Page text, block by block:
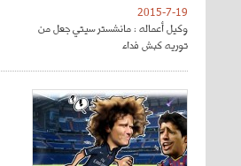
2015-7-19
وكيل أعماله : مانشستر سيتي جعل من
توريه كبش فداء